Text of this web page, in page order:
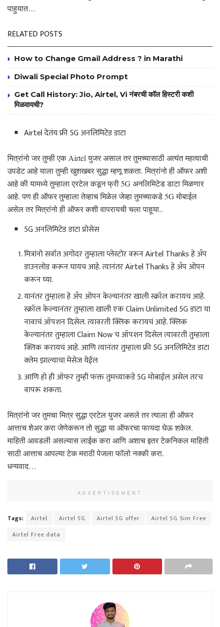
पाहुयात…
RELATED POSTS
How to Change Gmail Address ? in Marathi
Diwali Special Photo Prompt
Get Call History: Jio, Airtel, Vi नंबरची कॉल हिस्टरी कशी
मिळवायची?
Airtel देतंय फ्री 5G अनलिमिटेड डाटा
मित्रांनो जर तुम्ही एक Airtel युजर असाल तर तुमच्यासाठी अत्यंत महत्वाची
उपडेट आहे याला तुम्ही खुशखबर सुद्धा म्हणू शकता. मित्रांनो ही ऑफर अशी
आहे की यामध्ये तुम्हाला एरटेल कडून फ्री 5G अनलिमिटेड डाटा मिळणार
आहे. पण ही ऑफर तुम्हाला तेव्हाच मिळेल जेव्हा तुमच्याकडे 5G मोबाईल
असेल तर मित्रांनो ही ऑफर कशी वापरायची चला पाहूया..
5G अनलिमिटेड डाटा प्रोसेस
मित्रांनो सर्वात अगोदर तुम्हाला प्लेस्टोर वरून Airtel Thanks हे अँप
डाउनलोड करून घायच आहे. त्यानंतर Airtel Thanks हे अँप ओपन
करून घ्या.
यानंतर तुम्हाला हे अँप ओपन केल्यानंतर खाली स्क्रॉल करायच आहे.
स्क्रॉल केल्यानंतर तुम्हाला खाली एक Claim Unlimited 5G डाटा या
नावाचं ऑपशन दिसेल. त्यावरती क्लिक करायचं आहे. क्लिक
केल्यानंतर तुम्हाला Claim Now च ऑपशन दिसेल त्यावरती तुम्हाला
क्लिक करायचं आहे. आणि त्यानंतर तुम्हाला फ्री 5G अनलिमिटेड डाटा
क्लेम झाल्याचा मेसेज येईल
आणि हो ही ऑफर तुम्ही फक्त तुमच्याकडे 5G मोबाईल असेल तरच
वापरू शकता.
मित्रांनो जर तुमचा मित्र सुद्धा एरटेल युजर असले तर त्याला ही ऑफर
आत्ताच शेअर करा जेणेकरून तो सुद्धा या ऑफरचा फायदा घेऊ शकेल.
माहिती आवडली असल्यास लाईक करा आणि अशाच इतर टेकनिकल माहिती
साठी आत्ताच आपल्या टेक मराठी पेजला फॉलो नक्की करा.
धन्यवाद…
ADVERTISEMENT
Tags: Airtel Airtel 5G Airtel 5G offer
Airtel 5G Sim Free
Airtel Free data